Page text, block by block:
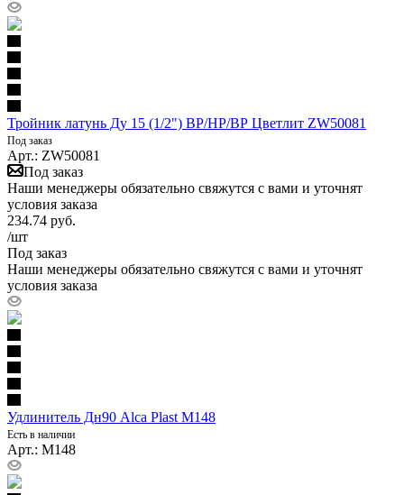
Тройник латунь Ду 15 (1/2") ВР/НР/ВР Цветлит ZW50081
Под заказ
Арт.: ZW50081
Под заказ
Наши менеджеры обязательно свяжутся с вами и уточнят
условия заказа
234.74 руб.
/шт
Под заказ
Наши менеджеры обязательно свяжутся с вами и уточнят
условия заказа
Удлинитель Дн90 Alca Plast M148
Есть в наличии
Арт.: M148